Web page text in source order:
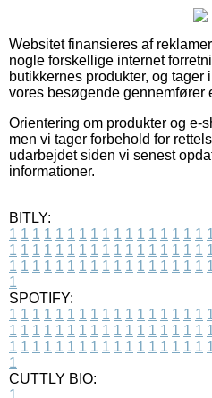
Websitet finansieres af
nogle forskellige internet
butikkernes produkter, og
vores besøgende gennemfører
Orientering om produkter og e-
men vi tager forbehold for
udarbejdet siden vi senest
informationer.
BITLY:
1 1 1 1 1 1 1 1 1 1 1 1 1 1 1 1 1
1 1 1 1 1 1 1 1 1 1 1 1 1 1 1 1 1
1 1 1 1 1 1 1 1 1 1 1 1 1 1 1 1 1
1
SPOTIFY:
1 1 1 1 1 1 1 1 1 1 1 1 1 1 1 1 1
1 1 1 1 1 1 1 1 1 1 1 1 1 1 1 1 1
1 1 1 1 1 1 1 1 1 1 1 1 1 1 1 1 1
1
CUTTLY BIO:
1